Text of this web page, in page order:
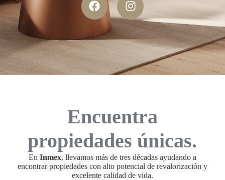
Encuentra
propiedades únicas.
En Inmex, llevamos más de tres décadas ayudando a
encontrar propiedades con alto potencial de revalorización y
excelente calidad de vida.